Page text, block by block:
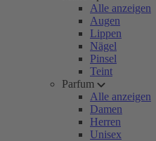
Alle anzeigen
Augen
Lippen
Nägel
Pinsel
Teint
Parfum
Alle anzeigen
Damen
Herren
Unisex